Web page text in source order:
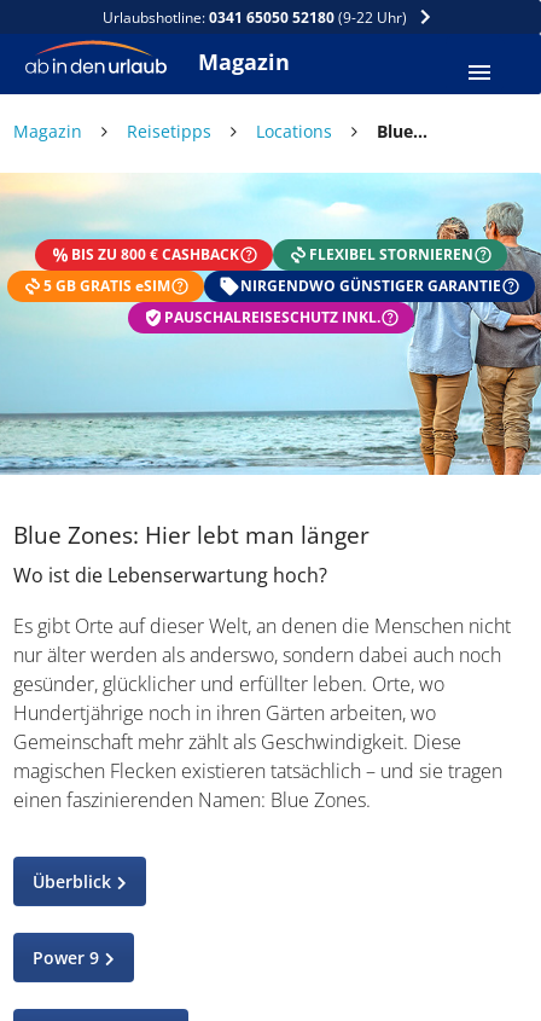
Urlaubshotline:0341 65050 52180(9-22 Uhr)
Magazin
Magazin Reisetipps Locations Blue Zones: Hier lebt man länger
BIS ZU 800 € CASHBACK
FLEXIBEL STORNIEREN
5 GB GRATIS eSIM
NIRGENDWO GÜNSTIGER GARANTIE
Blue Zones: Hier lebt man länger
Wo ist die Lebenserwartung hoch?
Es gibt Orte auf dieser Welt, an denen die Menschen
nicht nur älter werden als anderswo, sondern dabei auch
noch gesünder, glücklicher und erfüllter leben. Orte, wo
Hundertjährige noch in ihren Gärten arbeiten, wo
Gemeinschaft mehr zählt als Geschwindigkeit. Diese
magischen Flecken existieren tatsächlich – und sie tragen
einen faszinierenden Namen: Blue Zones.
Überblick
Power 9
DEIN SOMMER ZAHLT SICH
AUS
Exklusiv: Nur in der ab in den urlaub App
☀️ Bis zu 1.000 € Sommer Cashback
✅ Sommer Cashback ist automatisch aktiviert